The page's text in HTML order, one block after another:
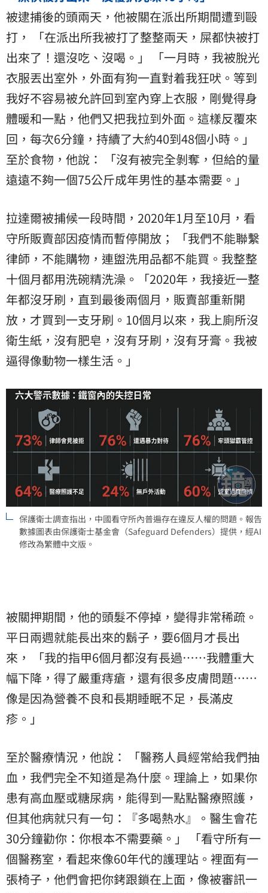
被逮捕後的頭兩天，他被關在派出所期間遭到毆
打， 「在派出所我被打了整整兩天，屎都快被打
出來了！還沒吃、沒喝。」 「一月時，我被脫光
衣服丟出室外，外面有狗一直對着我狂吠。等到
我好不容易被允許回到室內穿上衣服，剛覺得身
體暖和一點，他們又把我拉到外面。這樣反覆來
回，每次6分鐘，持續了大約40到48個小時。」
至於食物，他說： 「沒有被完全剝奪，但給的量
遠遠不夠一個75公斤成年男性的基本需要。」
拉達爾被捕候一段時間，2020年1月至10月，看
守所販賣部因疫情而暫停開放； 「我們不能聯繫
律師，不能購物，連盥洗用品都不能買。我整整
十個月都用洗碗精洗澡。「2020年，我接近一整
年都沒牙刷，直到最後兩個月，販賣部重新開
放，才買到一支牙刷。10個月以來，我上廁所沒
衛生紙，沒有肥皂，沒有牙刷，沒有牙膏。我被
逼得像動物一樣生活。」
保護衛士調查指出，中國看守所內普遍存在違反人權的問題。報告
數據圖表由保護衛士基金會（Safeguard Defenders）提供，經AI
修改為繁體中文版。
被關押期間，他的頭髮不停掉，變得非常稀疏。
平日兩週就能長出來的鬍子，要6個月才長出
來， 「我的指甲6個月都沒有長過⋯⋯我體重大
幅下降，得了嚴重痔瘡，還有很多皮膚問題⋯⋯
像是因為營養不良和長期睡眠不足，長滿皮
疹。」
至於醫療情況，他說： 「醫務人員經常給我們抽
血，我們完全不知道是為什麼。理論上，如果你
患有高血壓或糖尿病，能得到一點點醫療照護，
但其他病就只有一句：『多喝熱水』。醫生會花
30分鐘勸你：你根本不需要藥。」 「看守所有一
個醫務室，看起來像60年代的護理站。裡面有一
張椅子，他們會把你銬跟鎖在上面，像被審訊一